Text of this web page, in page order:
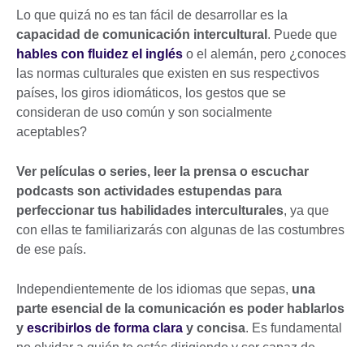
Lo que quizá no es tan fácil de desarrollar es la
capacidad de comunicación intercultural . Puede que
hables con fluidez el inglés o el alemán, pero ¿conoces
las normas culturales que existen en sus respectivos
países, los giros idiomáticos, los gestos que se
consideran de uso común y son socialmente
aceptables?
Ver películas o series, leer la prensa o escuchar
podcasts son actividades estupendas para
perfeccionar tus habilidades interculturales, ya que
con ellas te familiarizarás con algunas de las costumbres
de ese país.
Independientemente de los idiomas que sepas, una
parte esencial de la comunicación es poder hablarlos
y escribirlos de forma clara y concisa. Es fundamental